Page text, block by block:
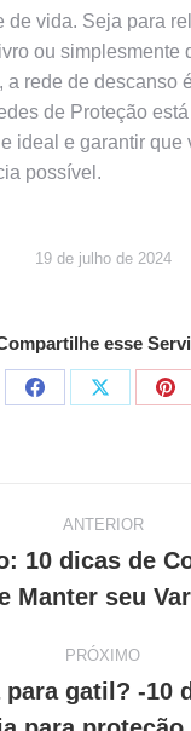
de vida. Seja para
ou simplesmente
a rede de descanso
de Proteção
ideal e garantir que
possível.
19 de julho de 2024
esse
Share
Share
ANTERIOR
anterior:
10 dicas de
Manter seu
PRÓXIMO
gatil? -10